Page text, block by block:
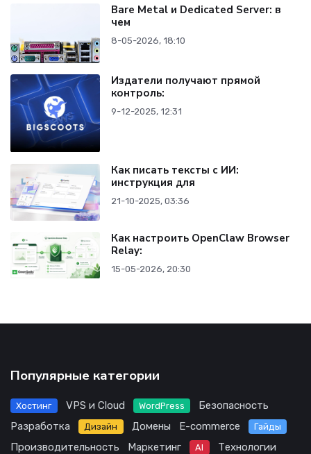
Bare Metal и Dedicated Server: в
чем
8-05-2026, 18:10
Издатели получают прямой
контроль:
9-12-2025, 12:31
Как писать тексты с ИИ:
инструкция для
21-10-2025, 03:36
Как настроить OpenClaw Browser
Relay:
15-05-2026, 20:30
Популярные категории
Хостинг VPS и Cloud WordPress
Безопасность
Разработка
Дизайн Домены E-commerce Гайды
Производительность Маркетинг AI
Технологии